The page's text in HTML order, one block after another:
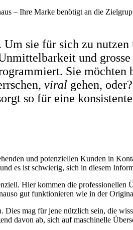
– Ihre Marke benötigt an die
sie für sich zu
und
Sie möchten
viral gehen,
so für eine
und potenziellen Kunden in
es ist schwierig, sich in diesem
Hier kommen die
gut funktionieren wie in der
mag für jene nützlich sein, die
davon ab, sich auf maschinelle